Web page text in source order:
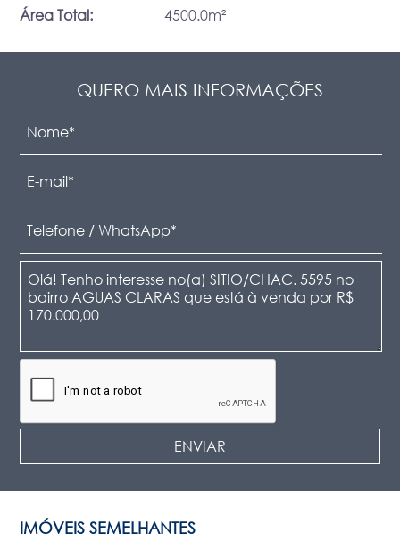
Área Total: 4500.0m²
QUERO MAIS INFORMAÇÕES
IMÓVEIS SEMELHANTES